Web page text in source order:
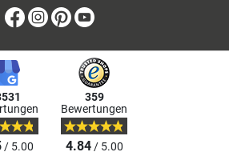
Facebook
Instagram
Pinterest
/ 5.00
359
Bewertungen
4.84/ 5.00